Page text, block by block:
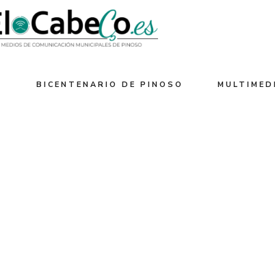
BICENTENARIO DE PINOSO